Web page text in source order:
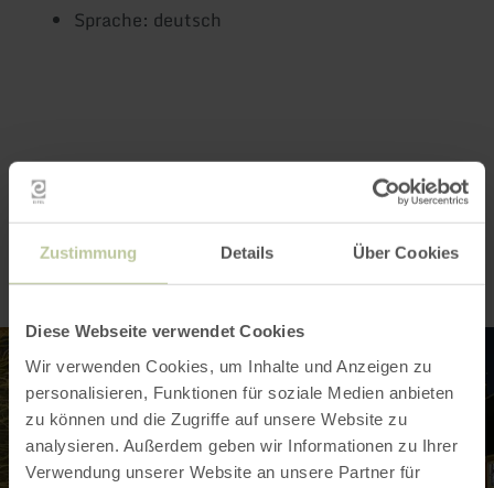
Zustimmung Details Über Cookies
Diese Webseite verwendet Cookies
Wir verwenden Cookies, um Inhalte und Anzeigen zu
personalisieren, Funktionen für soziale Medien anbieten
zu können und die Zugriffe auf unsere Website zu
analysieren. Außerdem geben wir Informationen zu Ihrer
Verwendung unserer Website an unsere Partner für
Sprache: deutsch
Impressionen